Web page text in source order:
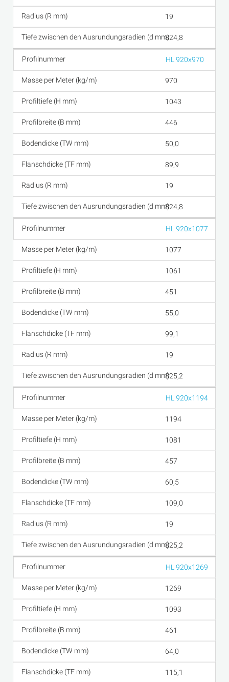
19
824,8
HL 920x970
970
1043
446
50,0
89,9
19
824,8
HL 920x1077
1077
1061
451
55,0
99,1
19
825,2
HL 920x1194
1194
1081
457
60,5
109,0
19
825,2
HL 920x1269
1269
1093
461
64,0
115,1